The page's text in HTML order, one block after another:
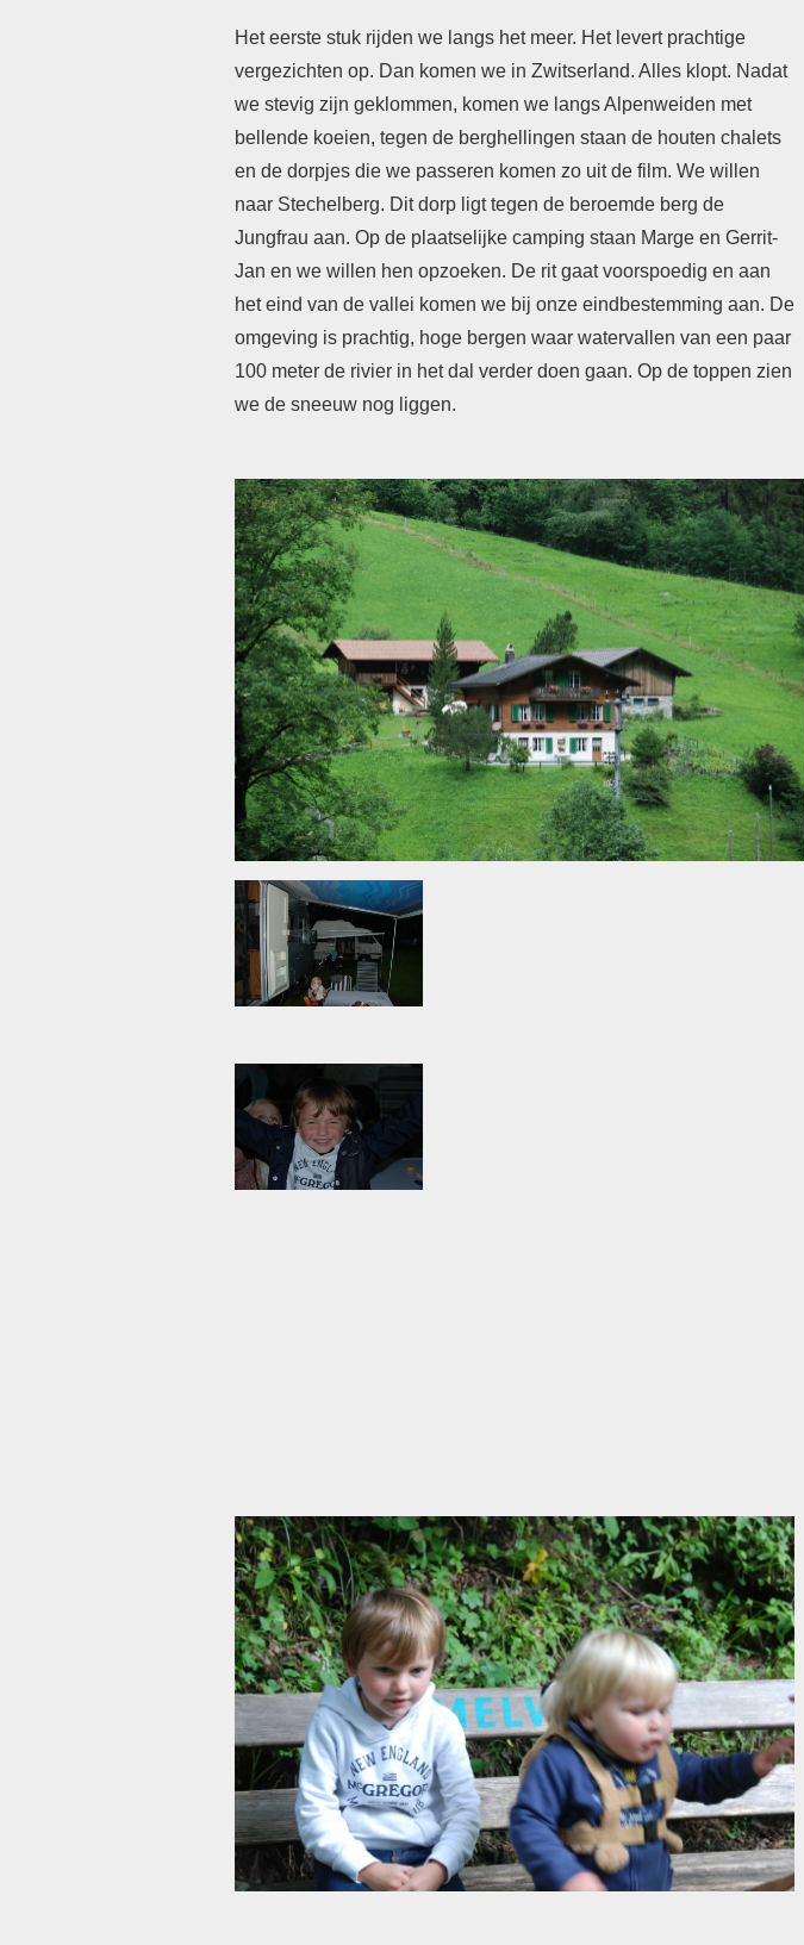
Het eerste stuk rijden we langs het meer. Het levert prachtige
vergezichten op. Dan komen we in Zwitserland. Alles klopt. Nadat
we stevig zijn geklommen, komen we langs Alpenweiden met
bellende koeien, tegen de berghellingen staan de houten chalets
en de dorpjes die we passeren komen zo uit de film. We willen
naar Stechelberg. Dit dorp ligt tegen de beroemde berg de
Jungfrau aan. Op de plaatselijke camping staan Marge en Gerrit-
Jan en we willen hen opzoeken. De rit gaat voorspoedig en aan
het eind van de vallei komen we bij onze eindbestemming aan. De
omgeving is prachtig, hoge bergen waar watervallen van een paar
100 meter de rivier in het dal verder doen gaan. Op de toppen zien
we de sneeuw nog liggen.